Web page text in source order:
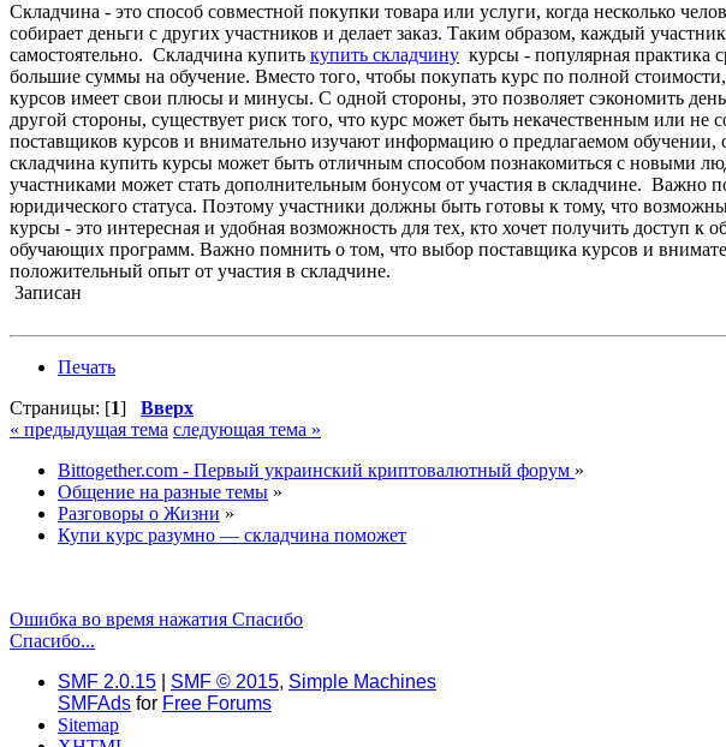
Складчина - это способ совместной покупки товара или услуги, когда несколько
собирает деньги с других участников и делает заказ. Таким образом, каждый
самостоятельно. Складчина купить купить складчину курсы - популярная практика
большие суммы на обучение. Вместо того, чтобы покупать курс по полной
курсов имеет свои плюсы и минусы. С одной стороны, это позволяет сэкономить
другой стороны, существует риск того, что курс может быть некачественным или
поставщиков курсов и внимательно изучают информацию о предлагаемом
складчина купить курсы может быть отличным способом познакомиться с новыми
участниками может стать дополнительным бонусом от участия в складчине. Важно
юридического статуса. Поэтому участники должны быть готовы к тому, что
курсы - это интересная и удобная возможность для тех, кто хочет получить доступ
обучающих программ. Важно помнить о том, что выбор поставщика курсов и
положительный опыт от участия в складчине.
Записан
Печать
Страницы: [1] Вверх
« предыдущая тема следующая тема »
Bittogether.com - Первый украинский криптовалютный форум »
Общение на разные темы »
Разговоры о Жизни »
Купи курс разумно — складчина поможет
Ошибка во время нажатия Спасибо
Спасибо...
SMF 2.0.15
SMF © 2015, Simple Machines
SMFAds for Free Forums
Sitemap